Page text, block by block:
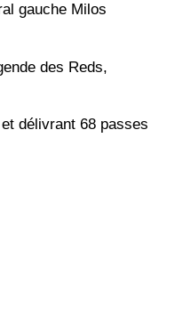
gauche Milos
des Reds,
délivrant 68 passes